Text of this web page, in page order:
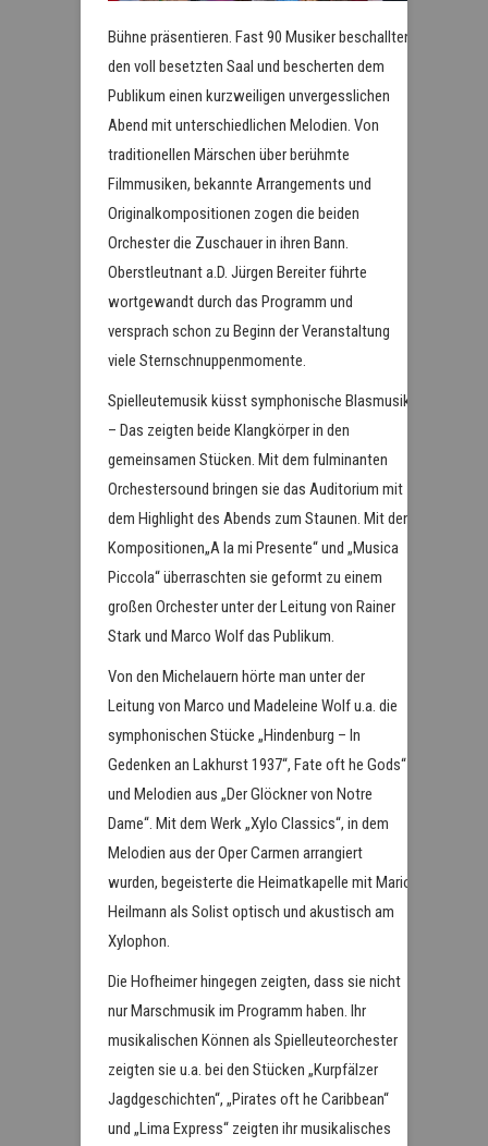
Bühne präsentieren. Fast 90 Musiker beschallten
den voll besetzten Saal und bescherten dem
Publikum einen kurzweiligen unvergesslichen
Abend mit unterschiedlichen Melodien. Von
traditionellen Märschen über berühmte
Filmmusiken, bekannte Arrangements und
Originalkompositionen zogen die beiden
Orchester die Zuschauer in ihren Bann.
Oberstleutnant a.D. Jürgen Bereiter führte
wortgewandt durch das Programm und
versprach schon zu Beginn der Veranstaltung
viele Sternschnuppenmomente.
Spielleutemusik küsst symphonische Blasmusik
– Das zeigten beide Klangkörper in den
gemeinsamen Stücken. Mit dem fulminanten
Orchestersound bringen sie das Auditorium mit
dem Highlight des Abends zum Staunen. Mit den
Kompositionen„A la mi Presente“ und „Musica
Piccola“ überraschten sie geformt zu einem
großen Orchester unter der Leitung von Rainer
Stark und Marco Wolf das Publikum.
Von den Michelauern hörte man unter der
Leitung von Marco und Madeleine Wolf u.a. die
symphonischen Stücke „Hindenburg – In
Gedenken an Lakhurst 1937“, Fate oft he Gods“
und Melodien aus „Der Glöckner von Notre
Dame“. Mit dem Werk „Xylo Classics“, in dem
Melodien aus der Oper Carmen arrangiert
wurden, begeisterte die Heimatkapelle mit Mario
Heilmann als Solist optisch und akustisch am
Xylophon.
Die Hofheimer hingegen zeigten, dass sie nicht
nur Marschmusik im Programm haben. Ihr
musikalischen Können als Spielleuteorchester
zeigten sie u.a. bei den Stücken „Kurpfälzer
Jagdgeschichten“, „Pirates oft he Caribbean“
und „Lima Express“ zeigten ihr musikalisches